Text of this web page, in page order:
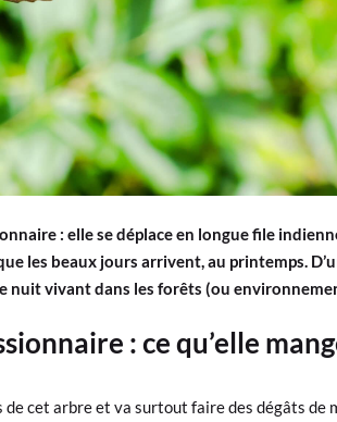
: elle se déplace en longue file
les beaux jours arrivent, au printemps.
nuit vivant dans les forêts (ou
: ce qu’elle
cet arbre et va surtout faire des dégâts de